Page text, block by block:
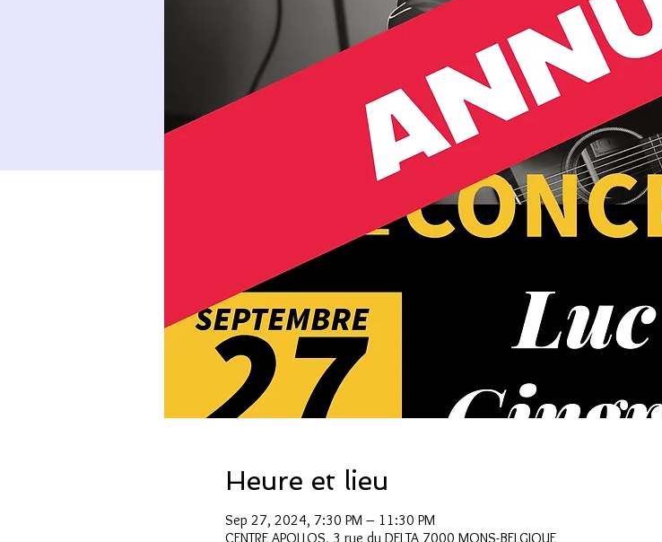
Heure et lieu
Sep 27, 2024, 7:30 PM – 11:30 PM
CENTRE APOLLOS, 3 rue du DELTA 7000 MONS-BELGIQUE